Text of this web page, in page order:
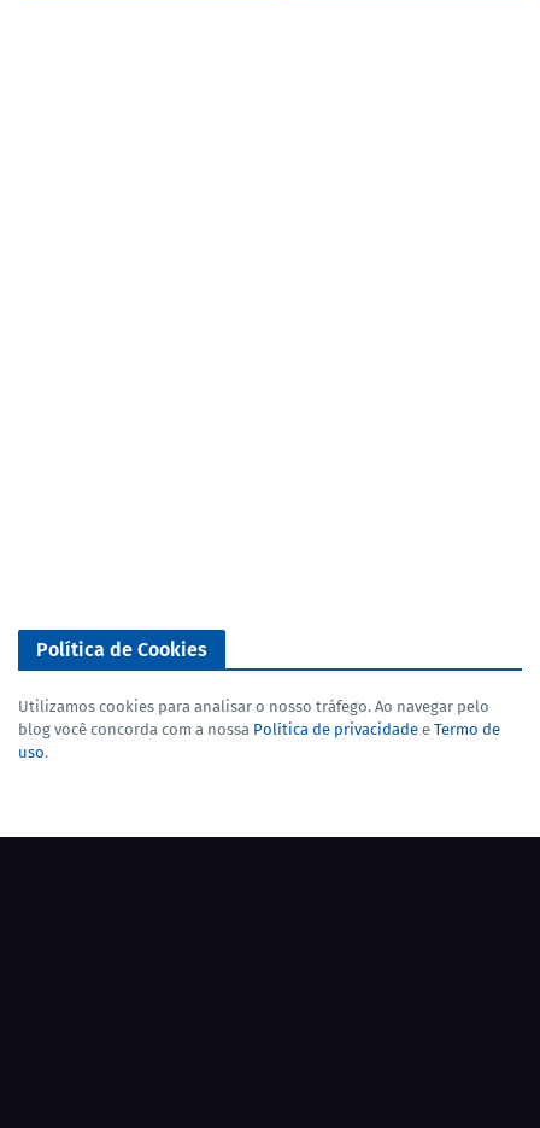
Política de Cookies
Utilizamos cookies para analisar o nosso tráfego. Ao navegar pelo
blog você concorda com a nossa Política de privacidade e Termo de
uso.